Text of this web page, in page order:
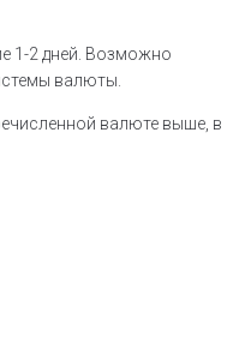
1-2 дней. Возможно
валюты.
валюте выше, в